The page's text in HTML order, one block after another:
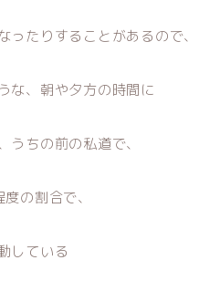
ったりすることがあるので、
な、朝や夕方の時間に
うちの前の私道で、
の割合で、
している